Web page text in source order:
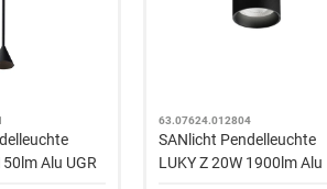
Alu UGR
63.07624.012804
SANlicht Pendelleuchte
LUKY Z 20W 1900lm Alu